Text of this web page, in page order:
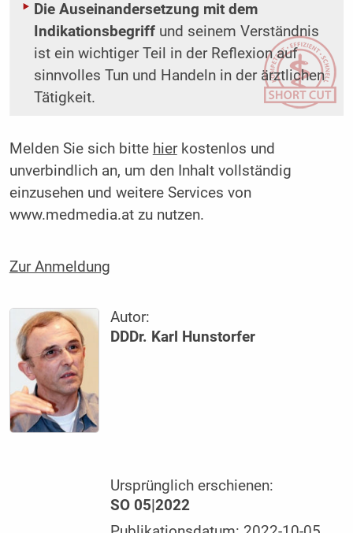
Die Auseinandersetzung mit dem
Indikationsbegriffund seinem Verständnis
ist ein wichtiger Teil in der Reflexion auf
sinnvolles Tun und Handeln in der ärztlichen
Tätigkeit.
Melden Sie sich bitte hierkostenlos und
unverbindlich an, um den Inhalt vollständig
einzusehen und weitere Services von
www.medmedia.at zu nutzen.
Zur Anmeldung
Autor:
DDDr. Karl Hunstorfer
Ursprünglich erschienen:
SO 05|2022